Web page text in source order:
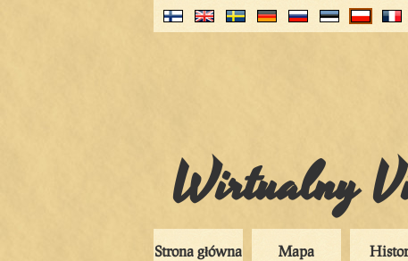
Wirtualny
Strona główna Mapa